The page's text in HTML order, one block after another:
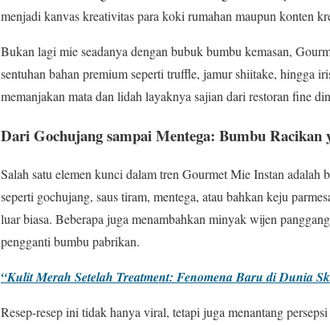
menjadi kanvas kreativitas para koki rumahan maupun konten
Bukan lagi mie seadanya dengan bubuk bumbu kemasan,
sentuhan bahan premium seperti truffle, jamur shiitake, hingga
memanjakan mata dan lidah layaknya sajian dari restoran fine
Dari Gochujang sampai Mentega: Bumbu Racikan
Salah satu elemen kunci dalam tren Gourmet Mie Instan
seperti gochujang, saus tiram, mentega, atau bahkan keju
luar biasa. Beberapa juga menambahkan minyak wijen
pengganti bumbu pabrikan.
“Kulit Merah Setelah Treatment: Fenomena Baru di Dunia
Resep-resep ini tidak hanya viral, tetapi juga menantang